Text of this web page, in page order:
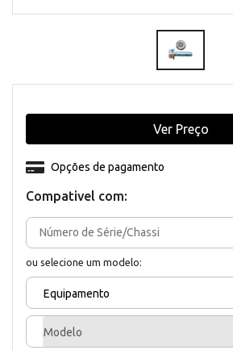
Compativel com:
ou selecione um modelo:
Equipamento
Modelo
Opções de pagamento
Ver Preço